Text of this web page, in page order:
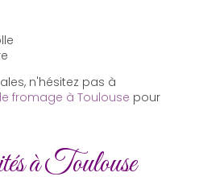
n'hésitez pas à
fromage à Toulouse pour
à Toulouse